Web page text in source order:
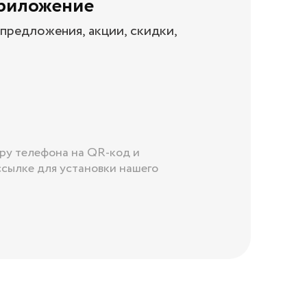
акции, скидки,
телефона на QR-код и
для установки нашего